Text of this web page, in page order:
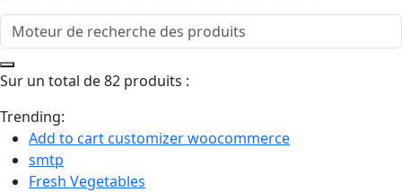
Sur un total de 82 produits :
Trending:
Add to cart customizer woocommerce
smtp
Fresh Vegetables